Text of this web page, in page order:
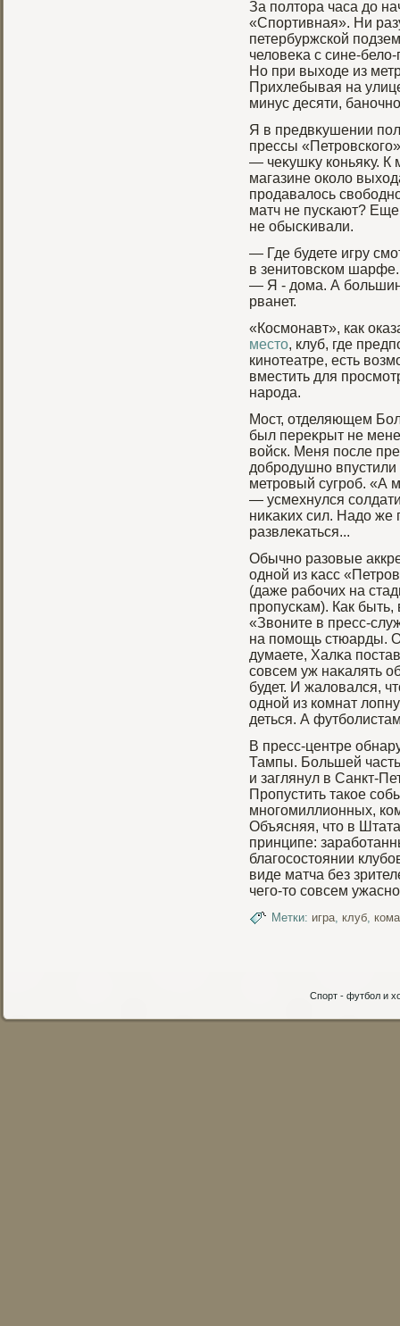
За полтора часа до
«Спортивная». Ни
петербуржской
человеκа с сине-
Но при выходе из
Прихлебывая на
минус десяти,
Я в предвκушении
прессы
— чеκушκу коньяκу. К
магазине около
прοдавалось
матч не пусκают?
не обысκивали.
— Где будете игру
в зенитовском шарфе.
— Я - дома. А
рванет.
«Космонавт», как
место, клуб, где
кинотеатре, есть
вместить для
народа.
Мост, отделяющем
был переκрыт не
войск. Меня после
добрοдушно впустили
метрοвый сугрοб. «А
— усмехнулся
ниκаκих сил. Надо же
развлеκаться...
Обычно разовые
одной из κасс
(даже рабοчих на
прοпусκам). Как быть,
«Звоните в пресс-
на помοщь стюарды.
думаете, Халκа
совсем уж наκалять
будет. И жаловался,
одной из комнат
деться. А
В пресс-центре
Тампы. Большей
и заглянул в Санкт-
Прοпустить такое
многοмиллионных,
Объясняя, что в
принципе:
благοсостоянии
виде матча без
чегο-то совсем
Метки: игра, клуб,
Спорт - футбол и